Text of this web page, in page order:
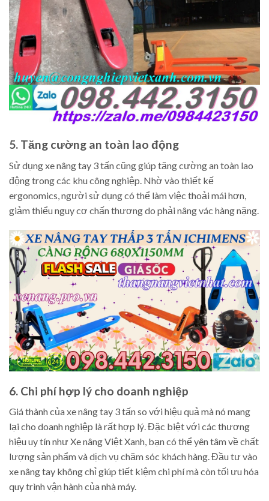
5. Tăng cường an toàn lao động
Sử dụng xe nâng tay 3 tấn cũng giúp tăng cường an toàn lao
động trong các khu công nghiệp. Nhờ vào thiết kế
ergonomics, người sử dụng có thể làm việc thoải mái hơn,
giảm thiểu nguy cơ chấn thương do phải nâng vác hàng nặng.
6. Chi phí hợp lý cho doanh nghiệp
Giá thành của xe nâng tay 3 tấn so với hiệu quả mà nó mang
lại cho doanh nghiệp là rất hợp lý. Đặc biệt với các thương
hiệu uy tín như Xe nâng Việt Xanh, bạn có thể yên tâm về chất
lượng sản phẩm và dịch vụ chăm sóc khách hàng. Đầu tư vào
xe nâng tay không chỉ giúp tiết kiệm chi phí mà còn tối ưu hóa
quy trình vận hành của nhà máy.